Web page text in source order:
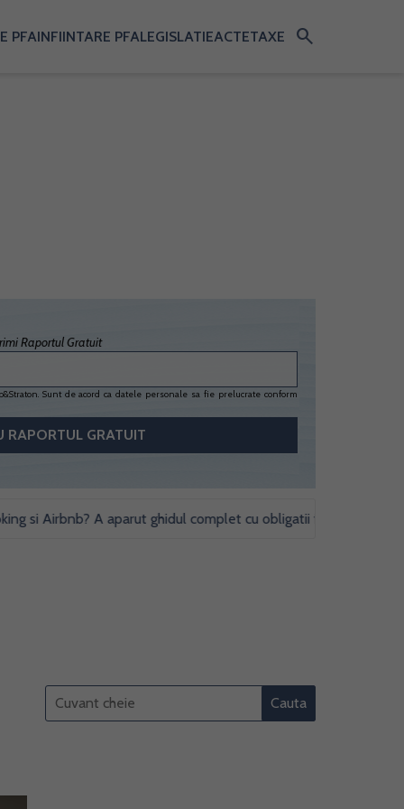
PFAINFIINTARE PFALEGISLATIEACTETAXE search
Raportul Gratuit
Sunt de acord ca datele personale sa fie prelucrate conform
A aparut ghidul complet cu obligatii fiscale si studii de